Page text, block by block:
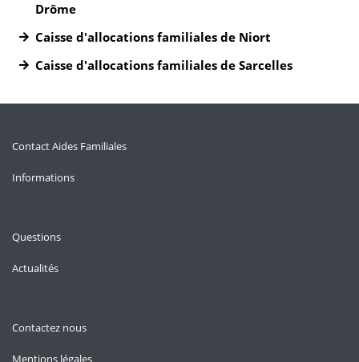
Drôme
Caisse d'allocations familiales de Niort
Caisse d'allocations familiales de Sarcelles
Contact Aides Familiales
Informations
Questions
Actualités
Contactez nous
Mentions légales